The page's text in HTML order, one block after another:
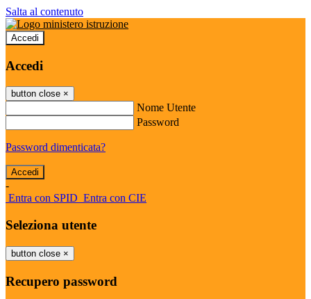
Salta al contenuto
Accedi
Accedi
button close ×
Nome Utente
Password
Password dimenticata?
-
Entra con SPID Entra con CIE
Seleziona utente
button close ×
Recupero password